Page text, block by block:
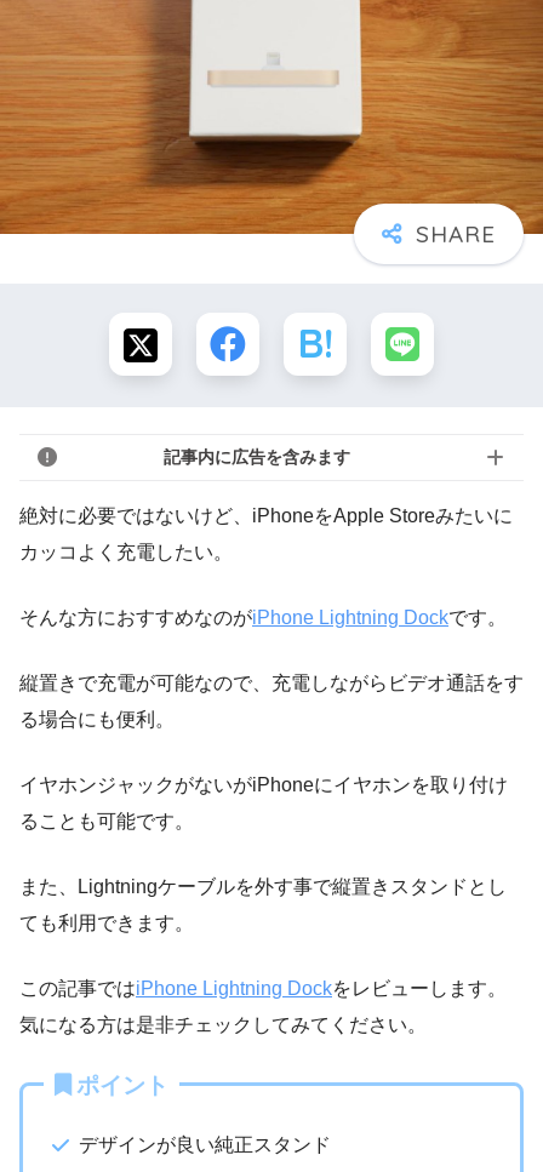
記事内に広告を含みます
絶対に必要ではないけど、iPhoneをApple Storeみたいに
カッコよく充電したい。
そんな方におすすめなのがiPhone Lightning Dockです。
縦置きで充電が可能なので、充電しながらビデオ通話をす
る場合にも便利。
イヤホンジャックがないがiPhoneにイヤホンを取り付け
ることも可能です。
また、Lightningケーブルを外す事で縦置きスタンドとし
ても利用できます。
この記事ではiPhone Lightning Dockをレビューします。
気になる方は是非チェックしてみてください。
ポイント
デザインが良い純正スタンド